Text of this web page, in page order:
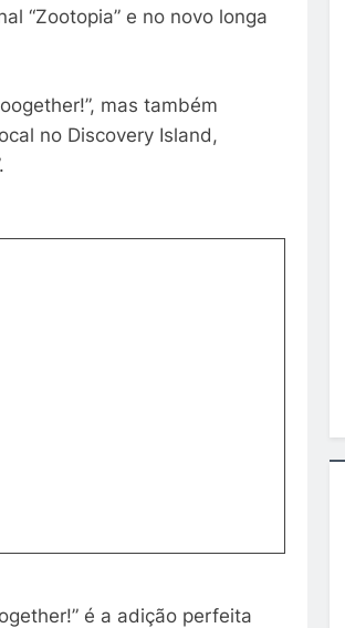
“Zootopia” e no novo longa
mas também
no Discovery Island,
é a adição perfeita